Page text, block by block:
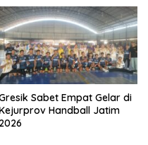
Sabet Empat Gelar di
Handball Jatim
2026